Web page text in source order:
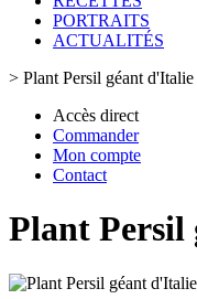
PORTRAITS
ACTUALITÉS
> Plant Persil géant d'Italie
Accès direct
Commander
Mon compte
Contact
Plant